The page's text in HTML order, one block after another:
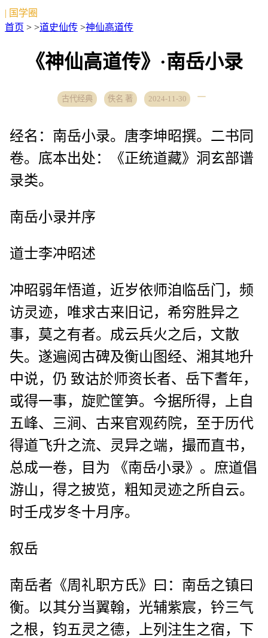
| 国学圈
首页 > >道史仙传 >神仙高道传
《神仙高道传》·南岳小录
古代经典 佚名 著 2024-11-30
经名：南岳小录。唐李坤昭撰。二书同
卷。底本出处：《正统道藏》洞玄部谱
录类。
南岳小录并序
道士李冲昭述
冲昭弱年悟道，近岁依师洎临岳门，频
访灵迹，唯求古来旧记，希穷胜异之
事，莫之有者。成云兵火之后，文散
失。遂遍阅古碑及衡山图经、湘其地升
中说，仍 致诂於师资长者、岳下耆年，
或得一事，旋贮筐笋。今据所得，上自
五峰、三涧、古来官观药院，至于历代
得道飞升之流、灵异之端，撮而直书，
总成一卷，目为 《南岳小录》。庶道倡
游山，得之披览，粗知灵迹之所自云。
时壬戌岁冬十月序。
叙岳
南岳者《周礼职方氏》曰：南岳之镇曰
衡。以其分当翼翰，光辅紫宸，钤三气
之根，钧五灵之德，上列注生之宿，下